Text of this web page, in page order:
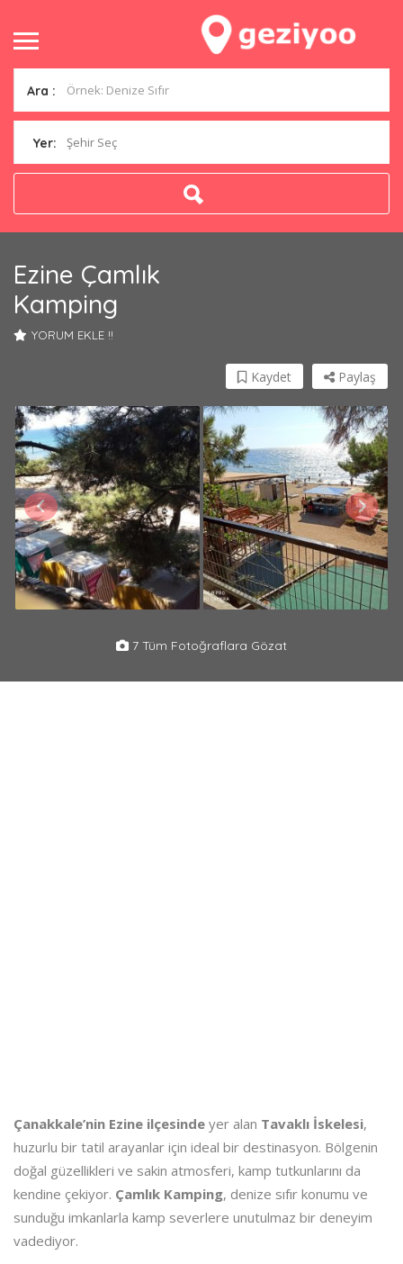
Ara :
Yer: Şehir Seç
Ezine Çamlık
Kamping
YORUM EKLE !!
Paylaş
Kaydet
7 Tüm Fotoğraflara Gözat
Çanakkale’nin Ezine ilçesinde yer alan Tavaklı İskelesi,
huzurlu bir tatil arayanlar için ideal bir destinasyon. Bölgenin
doğal güzellikleri ve sakin atmosferi, kamp tutkunlarını da
kendine çekiyor. Çamlık Kamping, denize sıfır konumu ve
sunduğu imkanlarla kamp severlere unutulmaz bir deneyim
vadediyor.